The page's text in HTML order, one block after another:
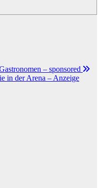
– sponsored
in der Arena – Anzeige